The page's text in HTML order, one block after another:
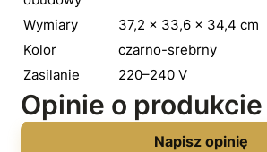
Wymiary
37,2 × 33,6 × 34,4 cm
Kolor
czarno-srebrny
Zasilanie
220–240 V
Opinie o produkcie
Napisz opinię